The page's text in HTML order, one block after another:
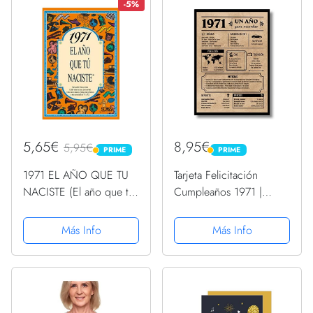
cumpleaños...
-5%
5,65€ 5,95€ PRIME
PRIME
1971 EL AÑO QUE TU
NACISTE (El año que tú
Más Info
8,95€ PRIME
PRIME
Tarjeta Felicitación
Cumpleaños 1971 |
Año de Nacimiento 1971
| Póster Cumpleaños
Vintage | 52 cumpleaños
mujer...
Más Info